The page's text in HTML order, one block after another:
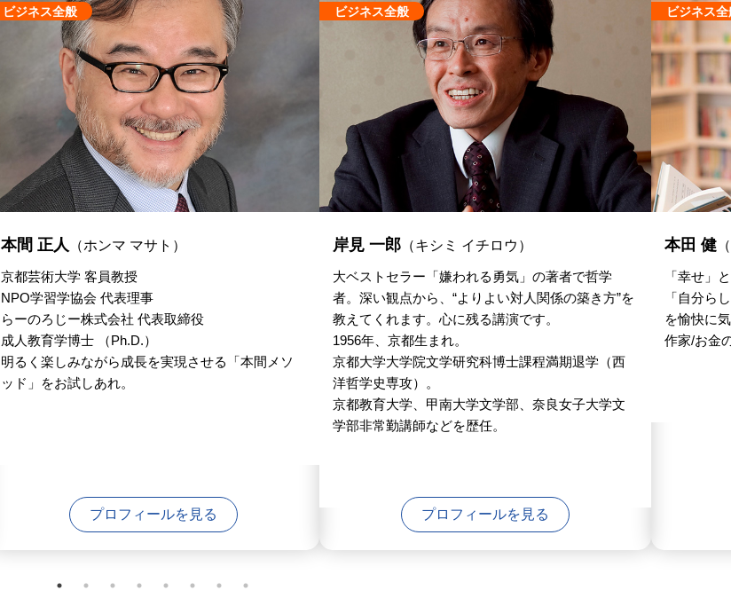
ビジネス全般
本間 正人 （ホンマ マサト）
京都芸術大学 客員教授
NPO学習学協会 代表理事
らーのろじー株式会社 代表取締役
成人教育学博士 （Ph.D.）
明るく楽しみながら成長を実現させる「本間メソ
ッド」をお試しあれ。
プロフィールを見る
ビジネス全般
岸見 一郎 （キシミ イチロウ）
大ベストセラー「嫌われる勇気」の著者で哲学
者。深い観点から、“よりよい対人関係の築き方”を
教えてくれます。心に残る講演です。
1956年、京都生まれ。
京都大学大学院文学研究科博士課程満期退学（西
洋哲学史専攻）。
京都教育大学、甲南大学文学部、奈良女子大学文
学部非常勤講師などを歴任。
プロフィールを見る
ビジネス全
本田 健
「幸せ」
「自分ら
を愉快に
作家/お金